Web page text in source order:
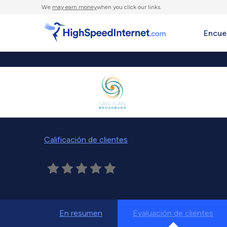
We may earn moneywhen you click our links.
Calificación de clientes
En resumen Evaluación de clientes